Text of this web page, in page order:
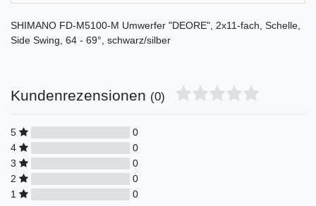
SHIMANO FD-M5100-M Umwerfer "DEORE", 2x11-fach, Schelle,
Side Swing, 64 - 69°, schwarz/silber
Kundenrezensionen (0)
5
0
4
0
3
0
2
0
1
0